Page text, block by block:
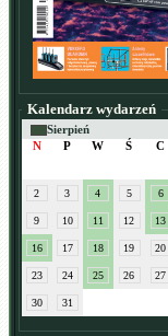
Kalendarz wydarzeń
Sierpień
N
P W Ś C
2 3 4 5 6
9 10 11 12 13
16 17 18 19 20
23 24 25 26 27
30 31